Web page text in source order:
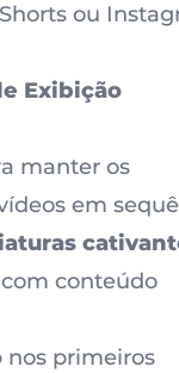
ou
Exibição
manter os
em
com conteúdo
nos primeiros